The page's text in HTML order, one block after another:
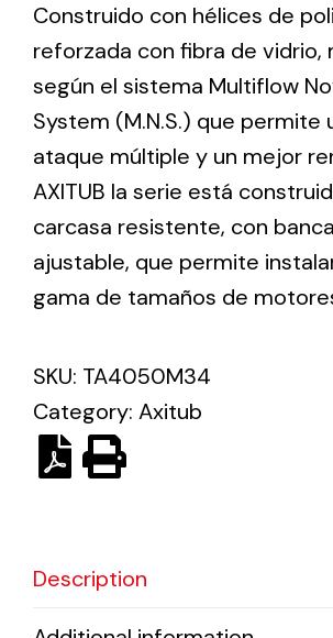
Ventilation
The incorporation of Novovent into
meant a greater offer of ventilation
different uses
Variedad de soluciones solares para
de necesidades.
Construido con hélices de
reforzada con fibra de vidrio,
según el sistema Multiflow
System (M.N.S.) que permite
ataque múltiple y un mejor
AXITUB la serie está
carcasa resistente, con
ajustable, que permite
gama de tamaños de
SKU: TA4050M34
Category: Axitub
Description